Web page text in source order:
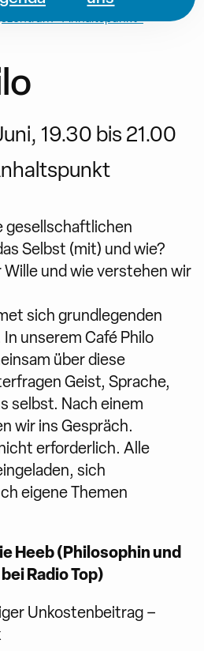
«Anhaltspunkt»
19.30 bis 21.00
gesellschaftlichen
Selbst (mit) und wie?
und wie verstehen wir
sich grundlegenden
unserem Café Philo
über diese
Geist, Sprache,
selbst. Nach einem
wir ins Gespräch.
erforderlich. Alle
sich
eigene Themen
Heeb (Philosophin und
Radio Top)
Unkostenbeitrag –